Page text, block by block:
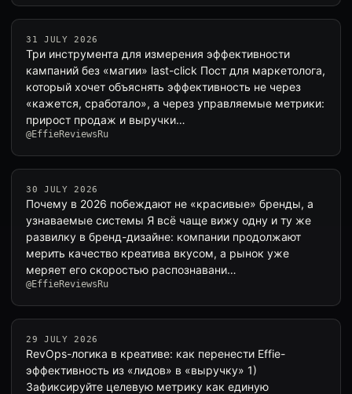
31 JULY 2026
Три инструмента для измерения эффективности
кампаний без «магии» last-click Пост для маркетолога,
который хочет объяснять эффективность не через
«кажется, сработало», а через управляемые метрики:
прирост продаж и выручки…
@EffieReviewsRu
30 JULY 2026
Почему в 2026 побеждают не «красивые» бренды, а
узнаваемые системы Я всё чаще вижу одну и ту же
развилку в бренд-дизайне: компании продолжают
мерить качество креатива вкусом, а рынок уже
меряет его скоростью распознавани…
@EffieReviewsRu
29 JULY 2026
RevOps-логика в креативе: как перенести Effie-
эффективность из «лидов» в «выручку» 1)
Зафиксируйте целевую метрику как единую